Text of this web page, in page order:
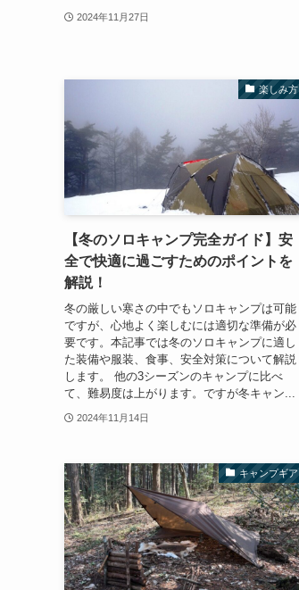
2024年11月27日
楽しみ方
【冬のソロキャンプ完全ガイド】安
全で快適に過ごすためのポイントを
解説！
冬の厳しい寒さの中でもソロキャンプは可能
ですが、心地よく楽しむには適切な準備が必
要です。本記事では冬のソロキャンプに適し
た装備や服装、食事、安全対策について解説
します。 他の3シーズンのキャンプに比べ
て、難易度は上がります。ですが冬キャン...
2024年11月14日
キャンプギア